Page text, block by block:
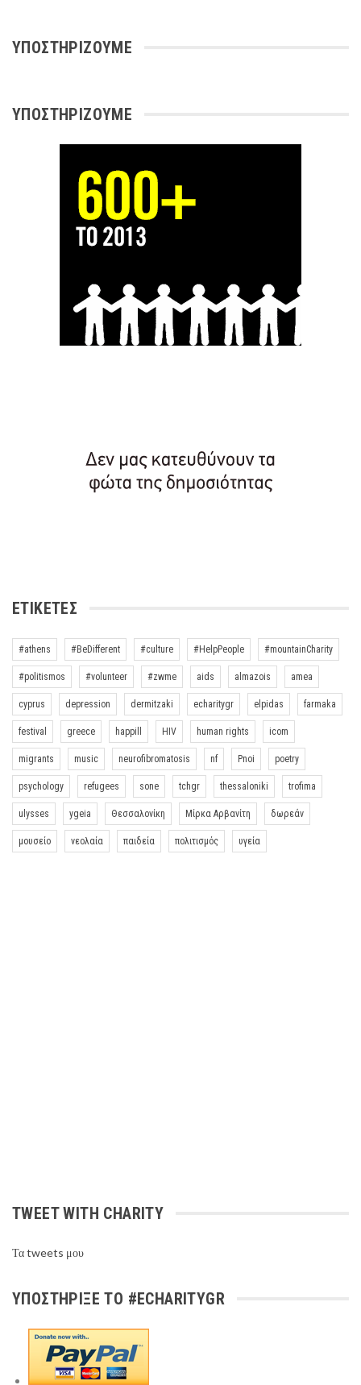
ΥΠΟΣΤΗΡΊΖΟΥΜΕ
ΥΠΟΣΤΗΡΊΖΟΥΜΕ
ΕΤΙΚΈΤΕΣ
#athens #BeDifferent #culture #HelpPeople #mountainCharity
#politismos #volunteer #zwme aids almazois amea
cyprus depression dermitzaki echaritygr elpidas farmaka
festival greece happill HIV human rights icom
migrants music neurofibromatosis nf Pnoi poetry
psychology refugees sone tchgr thessaloniki trofima
ulysses ygeia Θεσσαλονίκη Μίρκα Αρβανίτη δωρεάν
μουσείο νεολαία παιδεία πολιτισμός υγεία
TWEET WITH CHARITY
Τα tweets μου
ΥΠΟΣΤΉΡΙΞΕ ΤΟ #ECHARITYGR